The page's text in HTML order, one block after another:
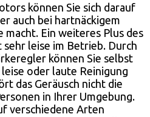
können Sie sich darauf
auch bei hartnäckigem
macht. Ein weiteres Plus des
sehr leise im Betrieb. Durch
können Sie selbst
oder laute Reinigung
das Geräusch nicht die
in Ihrer Umgebung.
verschiedene Arten